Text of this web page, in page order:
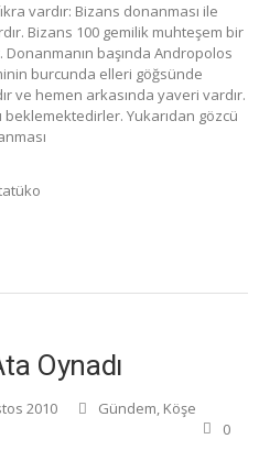
vardır: Bizans donanması ile
Bizans 100 gemilik muhteşem bir
Donanmanın başında Andropolos
burcunda elleri göğsünde
ve hemen arkasında yaveri vardır.
beklemektedirler. Yukarıdan gözcü
Oynadı
2010 Gündem, Köşe
0